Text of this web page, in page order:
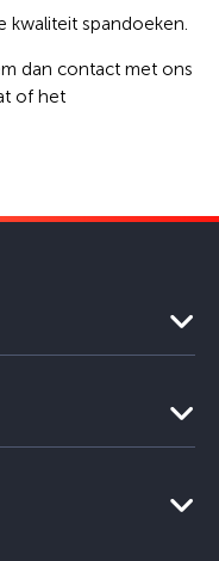
kwaliteit spandoeken.
dan contact met ons
of het